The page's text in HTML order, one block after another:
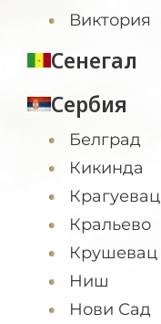
Виктория
Сенегал
Сербия
Белград
Кикинда
Крагуевац
Кральево
Крушевац
Ниш
Нови Сад